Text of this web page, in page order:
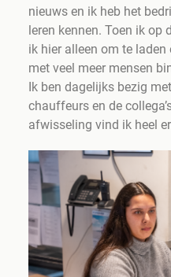
nieuws en ik heb het
leren kennen. Toen ik op
ik hier alleen om te
met veel meer mensen
Ik ben dagelijks bezig
chauffeurs en de
afwisseling vind ik heel